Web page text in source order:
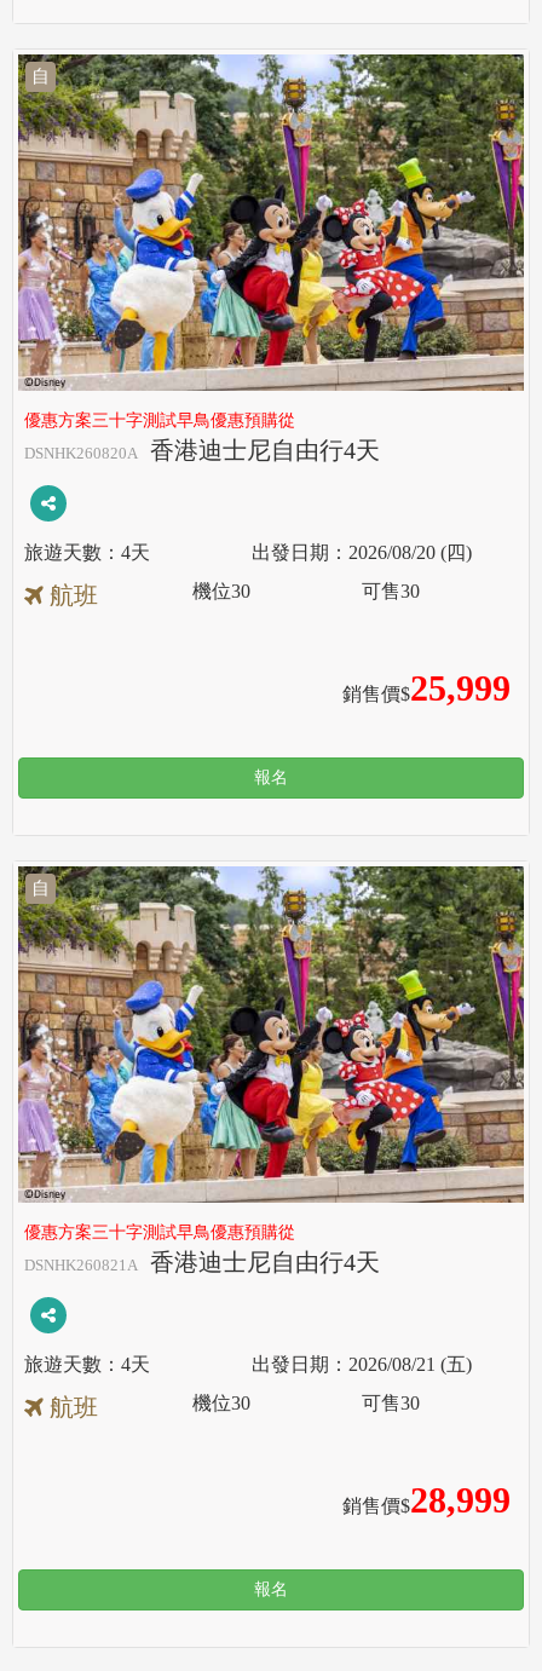
自
優惠方案三十字測試早鳥優惠預購從
DSNHK260820A
香港迪士尼自由行4天
4天 2026/08/20 (四)
航班
銷售價$25,999
機位30 可售30
報名
自
優惠方案三十字測試早鳥優惠預購從
DSNHK260821A
香港迪士尼自由行4天
4天 2026/08/21 (五)
航班
銷售價$28,999
機位30 可售30
報名